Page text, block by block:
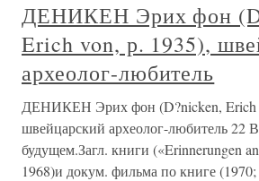
ДЕНИКЕН Эрих фон
Erich von, р. 1935),
археолог-любитель
ДЕНИКЕН Эрих фон (D?nicken, Erich
швейцарский археолог-любитель 22
будущем.Загл. книги («Erinnerungen
1968)и докум. фильма по книге